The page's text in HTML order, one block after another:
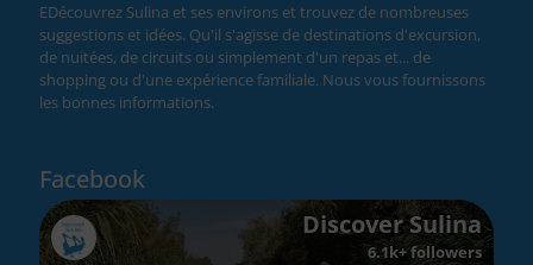
EDécouvrez Sulina et ses environs et trouvez de nombreuses
suggestions et idées. Qu'il s'agisse de destinations d'excursion,
de nuitées, de circuits ou simplement d'un repas et... de
shopping ou d'une expérience familiale. Nous vous fournissons
les bonnes informations.
Facebook
Discover Sulina
6.1k+ followers